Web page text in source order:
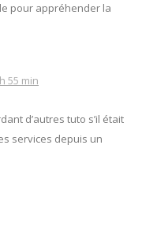
pour appréhender la
55 min
d’autres tuto s’il était
services depuis un